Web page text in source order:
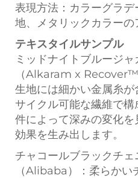
表現方法：カラーグラ
地、メタリックカラーの
テキスタイルサンプル
ミッドナイトブルージ
（Alkaram x
生地には細かい金属糸
サイクル可能な繊維で
件によって深みの変化
効果を生み出します。
チャコールブラックチ
（Alibaba）：柔らかい